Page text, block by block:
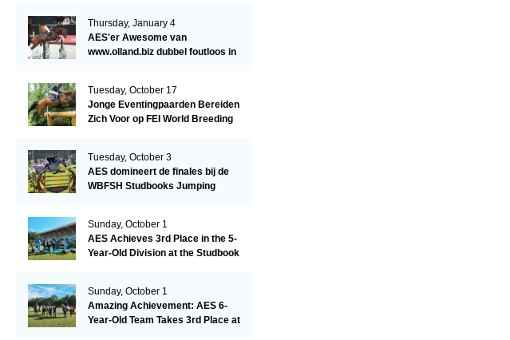
Thursday, January 4
AES'er Awesome van
www.olland.biz dubbel foutloos in
Tuesday, October 17
Jonge Eventingpaarden Bereiden
Zich Voor op FEI World Breeding
Tuesday, October 3
AES domineert de finales bij de
WBFSH Studbooks Jumping
Sunday, October 1
AES Achieves 3rd Place in the 5-
Year-Old Division at the Studbook
Sunday, October 1
Amazing Achievement: AES 6-
Year-Old Team Takes 3rd Place at